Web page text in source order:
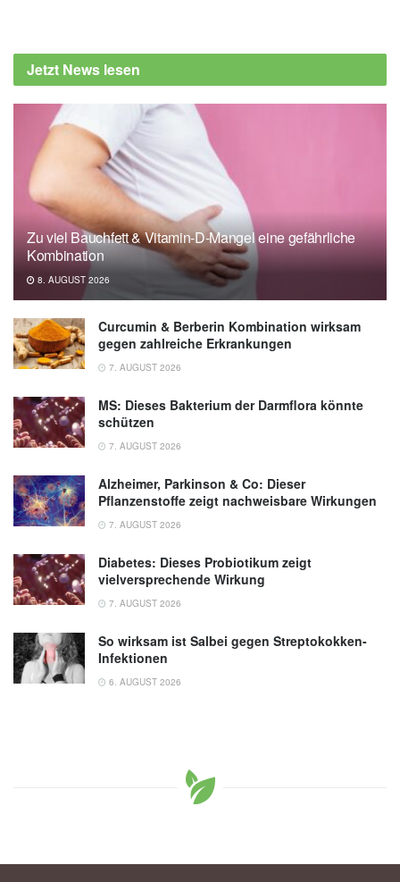
Jetzt News lesen
Zu viel Bauchfett & Vitamin-D-Mangel eine gefährliche
Kombination
8. AUGUST 2026
Curcumin & Berberin Kombination wirksam
gegen zahlreiche Erkrankungen
7. AUGUST 2026
MS: Dieses Bakterium der Darmflora könnte
schützen
7. AUGUST 2026
Alzheimer, Parkinson & Co: Dieser
Pflanzenstoffe zeigt nachweisbare Wirkungen
7. AUGUST 2026
Diabetes: Dieses Probiotikum zeigt
vielversprechende Wirkung
7. AUGUST 2026
So wirksam ist Salbei gegen Streptokokken-
Infektionen
6. AUGUST 2026